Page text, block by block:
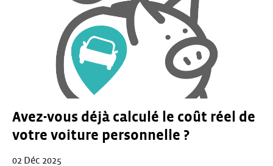
Avez-vous déjà calculé le coût réel de
votre voiture personnelle ?
02 Déc 2025